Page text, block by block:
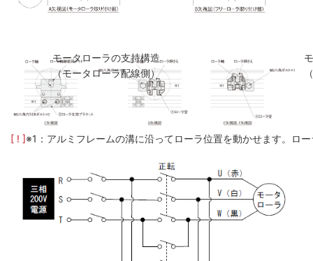
モータローラの支持構造
（モータローラ配線側）
[ ! ]※1：アルミフレームの溝に沿ってローラ位置を動かせます。ロ